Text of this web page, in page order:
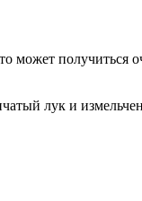
получиться
лук и